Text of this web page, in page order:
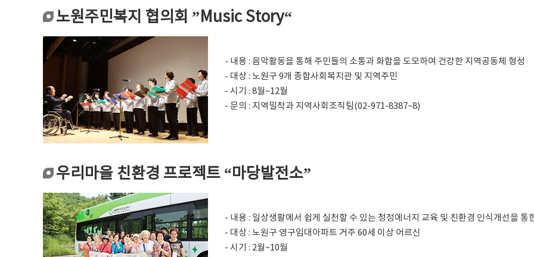
노원주민복지 협의회 ”Music Story“
- 내용 : 음악활동을 통해 주민들의 소통과 화합을 도모하여 건강한 지역공동체 형성
- 대상 : 노원구 9개 종합사회복지관 및 지역주민
- 시기 : 8월~12월
- 문의 : 지역밀착과 지역사회조직팀(02-971-8387~8)
우리마을 친환경 프로젝트 “마당발전소”
- 내용 : 일상생활에서 쉽게 실천할 수 있는 청정에너지 교육 및 친환경 인식개선을 통
- 대상 : 노원구 영구임대아파트 거주 60세 이상 어르신
- 시기 : 2월~10월